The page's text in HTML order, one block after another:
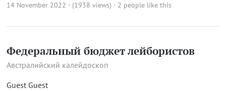
14 November 2022 · (1938 views) · 2 people like this
Федеральный бюджет лейбористов
Австралийский калейдоскоп
Guest Guest